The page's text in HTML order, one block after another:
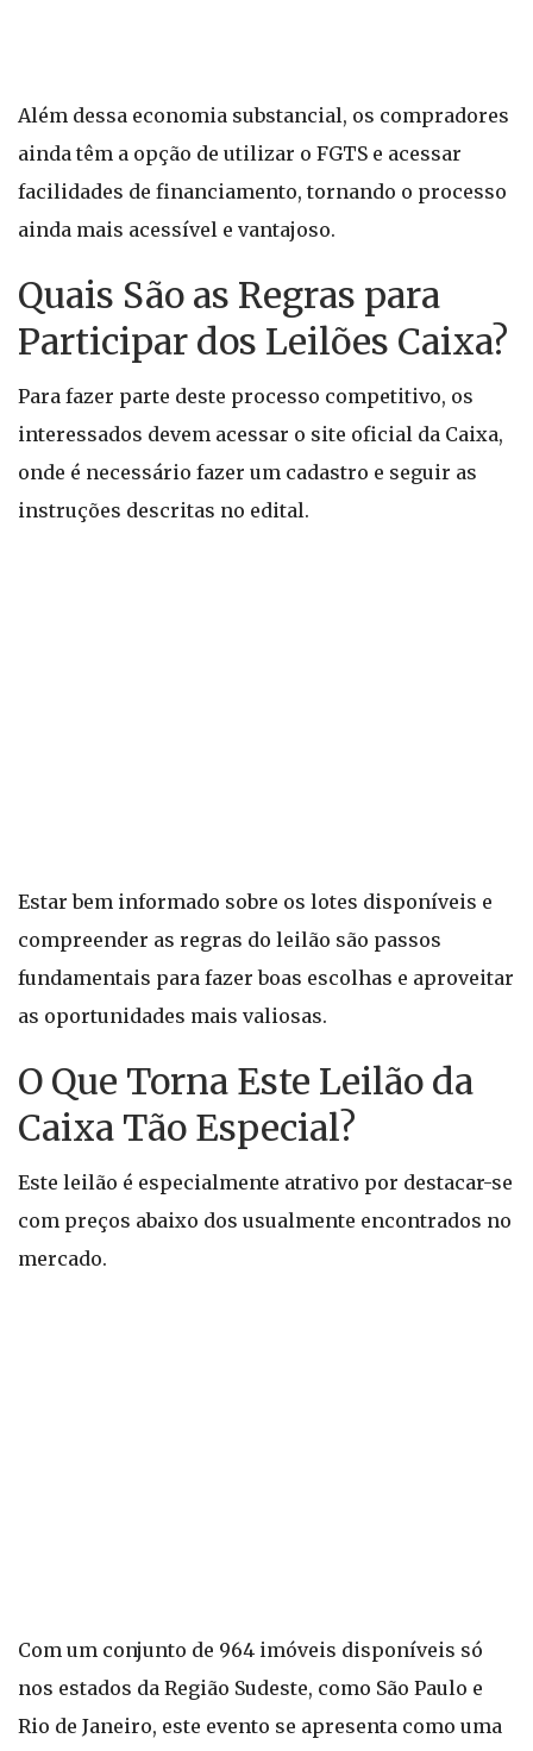
Além dessa economia substancial, os compradores
ainda têm a opção de utilizar o FGTS e acessar
facilidades de financiamento, tornando o processo
ainda mais acessível e vantajoso.
Quais São as Regras para
Participar dos Leilões Caixa?
Para fazer parte deste processo competitivo, os
interessados devem acessar o site oficial da Caixa,
onde é necessário fazer um cadastro e seguir as
instruções descritas no edital.
Estar bem informado sobre os lotes disponíveis e
compreender as regras do leilão são passos
fundamentais para fazer boas escolhas e aproveitar
as oportunidades mais valiosas.
O Que Torna Este Leilão da
Caixa Tão Especial?
Este leilão é especialmente atrativo por destacar-se
com preços abaixo dos usualmente encontrados no
mercado.
Com um conjunto de 964 imóveis disponíveis só
nos estados da Região Sudeste, como São Paulo e
Rio de Janeiro, este evento se apresenta como uma